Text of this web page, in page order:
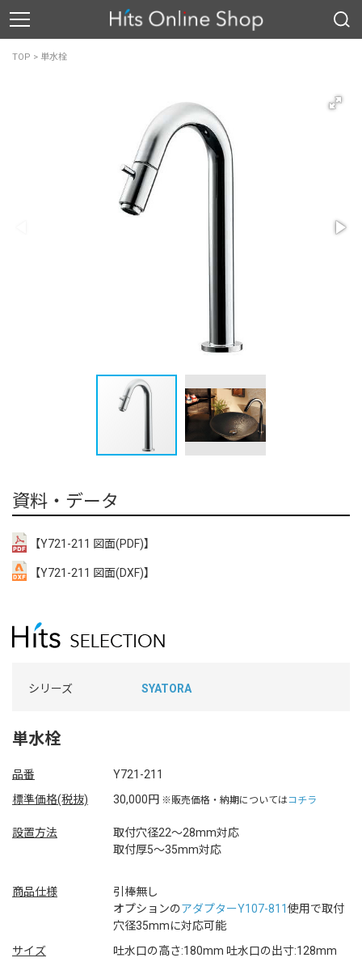
TOP > 単水栓
単水栓
シリーズ SYATORA
品番
Y721-211
標準価格(税抜)
30,000円 ※販売価格・納期についてはコチラ
設置方法
取付穴径22～28mm対応
取付厚5～35mm対応
商品仕様
引棒無し
オプションのアダプターY107-811使用で取付
穴径35mmに対応可能
サイズ
吐水口の高さ:180mm 吐水口の出寸:128mm
資料・データ
【Y721-211 図面(PDF)】
【Y721-211 図面(DXF)】